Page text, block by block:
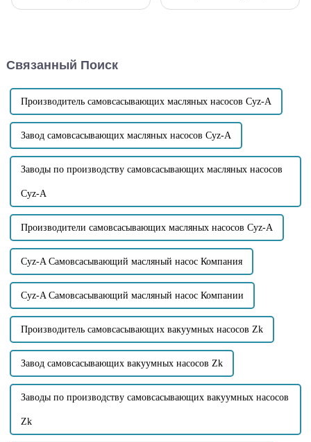
по перекачке сточных вод и
техническое обслуживание.
Связанный Поиск
Производитель самовсасывающих масляных насосов Cyz-A
Завод самовсасывающих масляных насосов Cyz-A
Заводы по производству самовсасывающих масляных насосов
Cyz-A
Производители самовсасывающих масляных насосов Cyz-A
Cyz-A Самовсасывающий масляный насос Компания
Cyz-A Самовсасывающий масляный насос Компании
Производитель самовсасывающих вакуумных насосов Zk
Завод самовсасывающих вакуумных насосов Zk
Заводы по производству самовсасывающих вакуумных насосов
Zk